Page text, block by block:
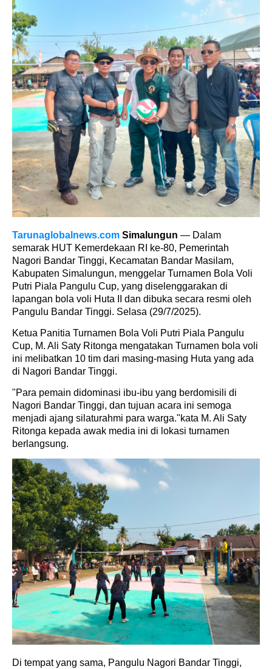
Tarunaglobalnews.com Simalungun — Dalam
semarak HUT Kemerdekaan RI ke-80, Pemerintah
Nagori Bandar Tinggi, Kecamatan Bandar Masilam,
Kabupaten Simalungun, menggelar Turnamen Bola Voli
Putri Piala Pangulu Cup, yang diselenggarakan di
lapangan bola voli Huta II dan dibuka secara resmi oleh
Pangulu Bandar Tinggi. Selasa (29/7/2025).
Ketua Panitia Turnamen Bola Voli Putri Piala Pangulu
Cup, M. Ali Saty Ritonga mengatakan Turnamen bola voli
ini melibatkan 10 tim dari masing-masing Huta yang ada
di Nagori Bandar Tinggi.
"Para pemain didominasi ibu-ibu yang berdomisili di
Nagori Bandar Tinggi, dan tujuan acara ini semoga
menjadi ajang silaturahmi para warga."kata M. Ali Saty
Ritonga kepada awak media ini di lokasi turnamen
berlangsung.
Di tempat yang sama, Pangulu Nagori Bandar Tinggi,